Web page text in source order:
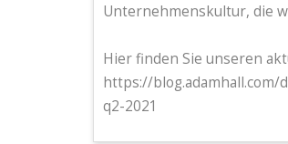
Unternehmenskultur, die
Hier finden Sie unseren
https://
q2-2021